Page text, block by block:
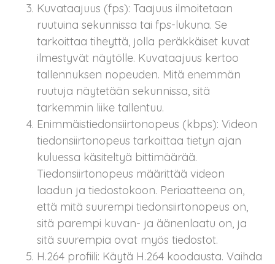
Kuvataajuus (fps): Taajuus ilmoitetaan
ruutuina sekunnissa tai fps-lukuna. Se
tarkoittaa tiheyttä, jolla peräkkäiset kuvat
ilmestyvät näytölle. Kuvataajuus kertoo
tallennuksen nopeuden. Mitä enemmän
ruutuja näytetään sekunnissa, sitä
tarkemmin liike tallentuu.
Enimmäistiedonsiirtonopeus (kbps): Videon
tiedonsiirtonopeus tarkoittaa tietyn ajan
kuluessa käsiteltyä bittimäärää.
Tiedonsiirtonopeus määrittää videon
laadun ja tiedostokoon. Periaatteena on,
että mitä suurempi tiedonsiirtonopeus on,
sitä parempi kuvan- ja äänenlaatu on, ja
sitä suurempia ovat myös tiedostot.
H.264 profiili: Käytä H.264 koodausta. Vaihda